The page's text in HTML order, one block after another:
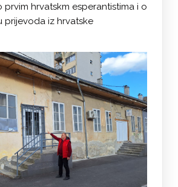
prvim hrvatskm esperantistima i o
prijevoda iz hrvatske